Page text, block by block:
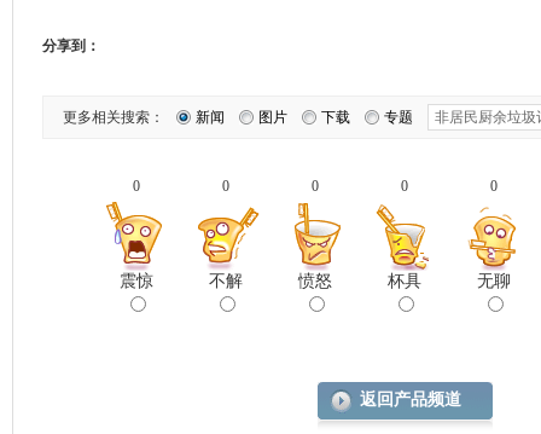
分享到：
更多相关搜索： 新闻 图片 下载 专题
0
震惊
0
不解
0
愤怒
0
杯具
0
无聊
返回产品频道